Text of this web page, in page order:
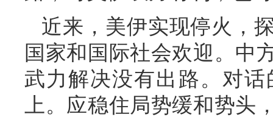
近来，美伊实现停火，
国家和国际社会欢迎。中
武力解决没有出路。对
上。应稳住局势缓和势头